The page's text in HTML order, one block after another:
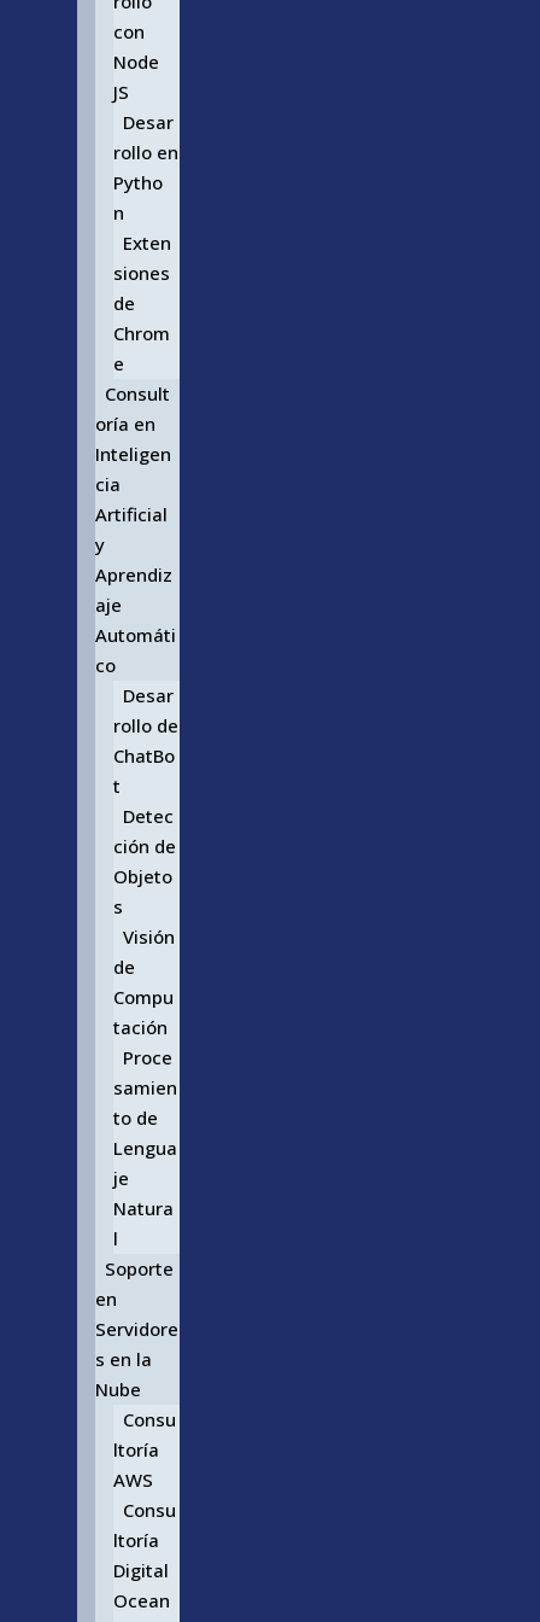
con
Node
JS
Desar
rollo en
Pytho
n
Exten
siones
de
Chrom
e
Consult
oría en
Inteligen
cia
Artificial
y
Aprendiz
aje
Automáti
co
Desar
rollo de
ChatBo
t
Detec
ción de
Objeto
s
Visión
de
Compu
tación
Proce
samien
to de
Lengua
je
Natura
l
Soporte
en
Servidore
s en la
Nube
Consu
ltoría
AWS
Consu
ltoría
Digital
Ocean